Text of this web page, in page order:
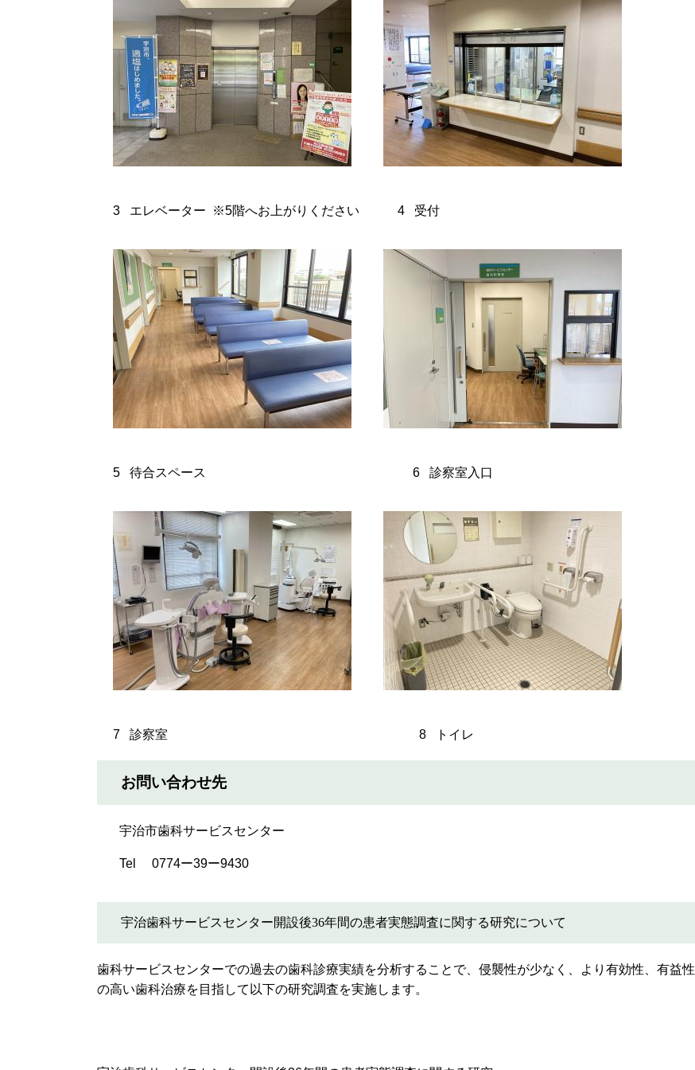
3 エレベーター ※5階へお上がりください 4 受付
5 待合スペース 6 診察室入口
7 診察室 8 トイレ
お問い合わせ先
宇治市歯科サービスセンター
Tel 0774ー39ー9430
宇治歯科サービスセンター開設後36年間の患者実態調査に関する研究について
歯科サービスセンターでの過去の歯科診療実績を分析することで、侵襲性が少なく、より有効性、有益性
の高い歯科治療を目指して以下の研究調査を実施します。